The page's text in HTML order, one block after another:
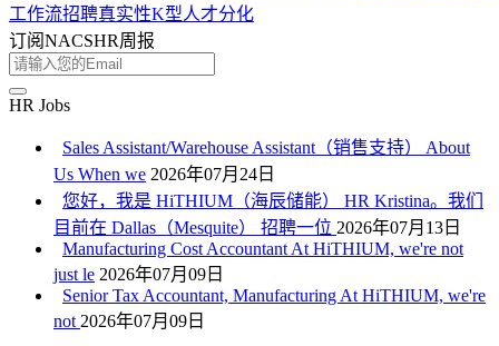
工作流招聘真实性K型人才分化
订阅NACSHR周报
HR Jobs
Sales Assistant/Warehouse Assistant（销售支持） About
Us When we 2026年07月24日
您好，我是 HiTHIUM（海辰储能） HR Kristina。我们
目前在 Dallas（Mesquite） 招聘一位 2026年07月13日
Manufacturing Cost Accountant At HiTHIUM, we're not
just le 2026年07月09日
Senior Tax Accountant, Manufacturing At HiTHIUM, we're
not 2026年07月09日